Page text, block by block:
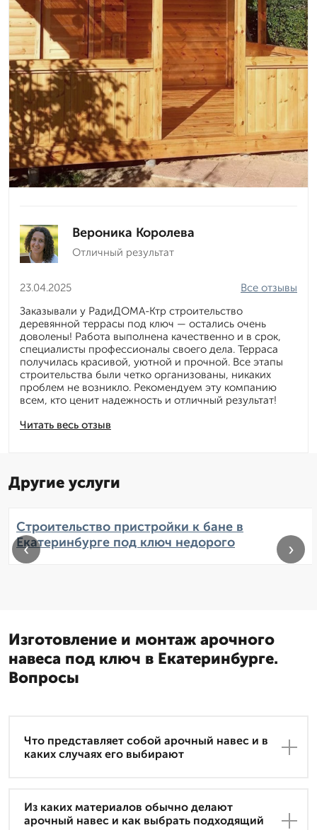
Вероника Королева
Отличный результат
23.04.2025
Читать весь отзыв
Все отзывы
Заказывали у РадиДОМА-Ктр строительство
деревянной террасы под ключ — остались очень
доволены! Работа выполнена качественно и в срок,
специалисты профессионалы своего дела. Терраса
получилась красивой, уютной и прочной. Все этапы
строительства были четко организованы, никаких
проблем не возникло. Рекомендуем эту компанию
всем, кто ценит надежность и отличный результат!
Другие услуги
Строительство пристройки к бане в
Екатеринбурге под ключ недорого
‹ ›
Изготовление и монтаж арочного
навеса под ключ в Екатеринбурге.
Вопросы
Что представляет собой арочный навес и в
каких случаях его выбирают
Из каких материалов обычно делают
арочный навес и как выбрать подходящий